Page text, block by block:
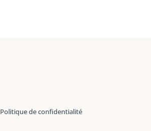
Politique de confidentialité